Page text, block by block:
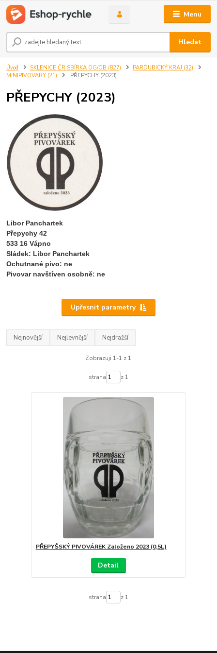
Menu
Hledat
Úvod SKLENICE ČR SBÍRKA OG/OB (827)
PARDUBICKÝ KRAJ (32)
MINIPIVOVARY (21)
PŘEPYCHY (2023)
PŘEPYCHY (2023)
Libor Panchartek
Přepychy 42
533 16 Vápno
Sládek: Libor Panchartek
Ochutnané pivo: ne
Pivovar navštíven osobně: ne
Upřesnit parametry
Nejnovější Nejlevnější Nejdražší
Zobrazuji 1-1 z 1
strana z 1
PŘEPYŠSKÝ PIVOVÁREK Založeno 2023 (0,5L)
Detail
strana z 1